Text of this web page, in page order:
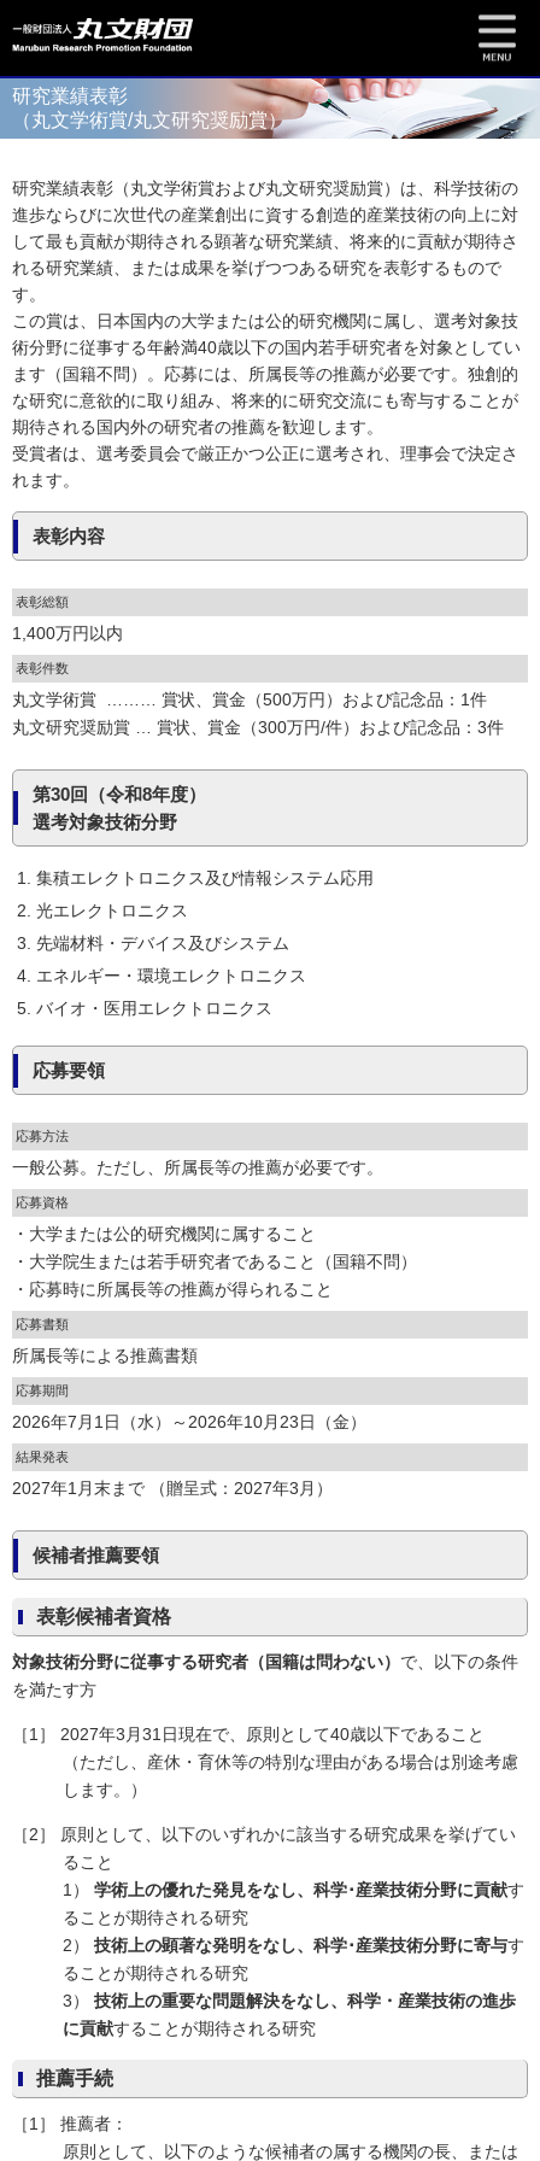
研究業績表彰
（丸文学術賞/丸文研究奨励賞）
研究業績表彰（丸文学術賞および丸文研究奨励賞）は、科学技術の
進歩ならびに次世代の産業創出に資する創造的産業技術の向上に対
して最も貢献が期待される顕著な研究業績、将来的に貢献が期待さ
れる研究業績、または成果を挙げつつある研究を表彰するもので
す。
この賞は、日本国内の大学または公的研究機関に属し、選考対象技
術分野に従事する年齢満40歳以下の国内若手研究者を対象としてい
ます（国籍不問）。応募には、所属長等の推薦が必要です。独創的
な研究に意欲的に取り組み、将来的に研究交流にも寄与することが
期待される国内外の研究者の推薦を歓迎します。
受賞者は、選考委員会で厳正かつ公正に選考され、理事会で決定さ
れます。
表彰内容
表彰総額
1,400万円以内
表彰件数
丸文学術賞 ……… 賞状、賞金（500万円）および記念品：1件
丸文研究奨励賞 … 賞状、賞金（300万円/件）および記念品：3件
第30回（令和8年度）
選考対象技術分野
集積エレクトロニクス及び情報システム応用
光エレクトロニクス
先端材料・デバイス及びシステム
エネルギー・環境エレクトロニクス
バイオ・医用エレクトロニクス
応募要領
応募方法
一般公募。ただし、所属長等の推薦が必要です。
応募資格
・大学または公的研究機関に属すること
・大学院生または若手研究者であること（国籍不問）
・応募時に所属長等の推薦が得られること
応募書類
所属長等による推薦書類
応募期間
2026年7月1日（水）～2026年10月23日（金）
結果発表
2027年1月末まで （贈呈式：2027年3月）
候補者推薦要領
表彰候補者資格
対象技術分野に従事する研究者（国籍は問わない） で、以下の条件
を満たす方
［1］ 2027年3月31日現在で、原則として40歳以下であること
（ただし、産休・育休等の特別な理由がある場合は別途考慮
します。）
［2］ 原則として、以下のいずれかに該当する研究成果を挙げてい
ること
1） 学術上の優れた発見をなし、科学･産業技術分野に貢献す
ることが期待される研究
2） 技術上の顕著な発明をなし、科学･産業技術分野に寄与す
ることが期待される研究
3） 技術上の重要な問題解決をなし、科学・産業技術の進歩
に貢献することが期待される研究
推薦手続
［1］ 推薦者：
原則として、以下のような候補者の属する機関の長、または